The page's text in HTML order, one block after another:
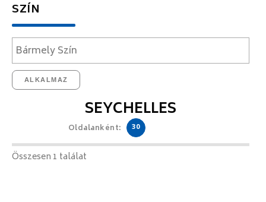
SZÍN
ALKALMAZ
SEYCHELLES
Oldalanként: 30
Összesen 1 találat